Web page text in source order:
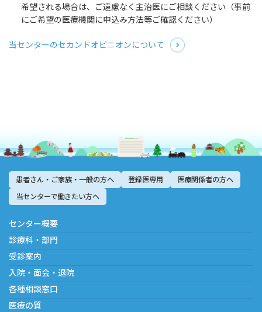
希望される場合は、ご遠慮なく主治医にご相談ください（事前
にご希望の医療機関に申込み方法等ご確認ください）
当センターのセカンドオピニオンについて
患者さん・ご家族・一般の方へ 登録医専用
医療関係者の方へ
当センターで働きたい方へ
センター概要
診療科・部門
受診案内
入院・面会・退院
各種相談窓口
医療の質